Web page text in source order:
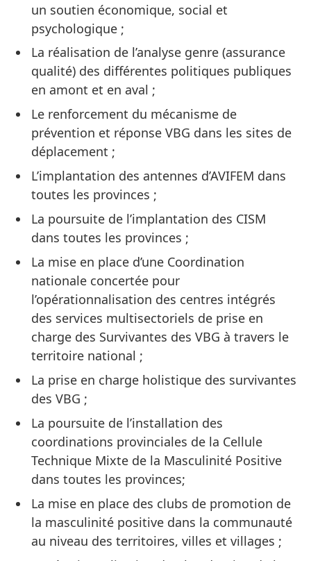
un soutien économique, social et
psychologique ;
La réalisation de l’analyse genre (assurance
qualité) des différentes politiques publiques
en amont et en aval ;
Le renforcement du mécanisme de
prévention et réponse VBG dans les sites de
déplacement ;
L’implantation des antennes d’AVIFEM dans
toutes les provinces ;
La poursuite de l’implantation des CISM
dans toutes les provinces ;
La mise en place d’une Coordination
nationale concertée pour
l’opérationnalisation des centres intégrés
des services multisectoriels de prise en
charge des Survivantes des VBG à travers le
territoire national ;
La prise en charge holistique des survivantes
des VBG ;
La poursuite de l’installation des
coordinations provinciales de la Cellule
Technique Mixte de la Masculinité Positive
dans toutes les provinces;
La mise en place des clubs de promotion de
la masculinité positive dans la communauté
au niveau des territoires, villes et villages ;